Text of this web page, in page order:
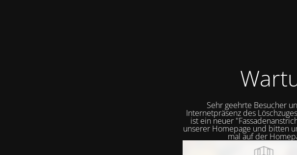
Sehr geehrte Besucher
Internetpräsenz des
ist ein neuer
unserer Homepage und bitten
mal auf der